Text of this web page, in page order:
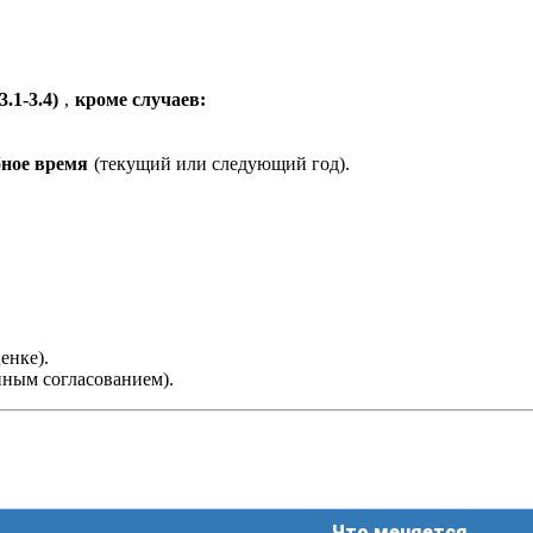
3.4) , кроме случаев:
время (текущий или следующий год).
согласованием).